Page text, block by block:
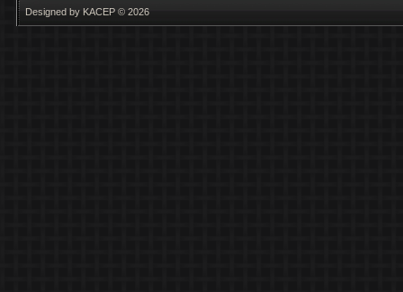
Designed by KACEP © 2026